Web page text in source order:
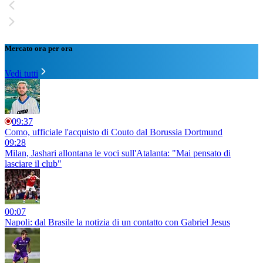
Mercato ora per ora
Vedi tutti
09:37
Como, ufficiale l'acquisto di Couto dal Borussia Dortmund
09:28
Milan, Jashari allontana le voci sull'Atalanta: "Mai pensato di
lasciare il club"
00:07
Napoli: dal Brasile la notizia di un contatto con Gabriel Jesus